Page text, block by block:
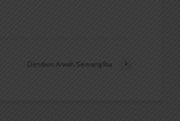
Dendam Arwah Seorang Ibu